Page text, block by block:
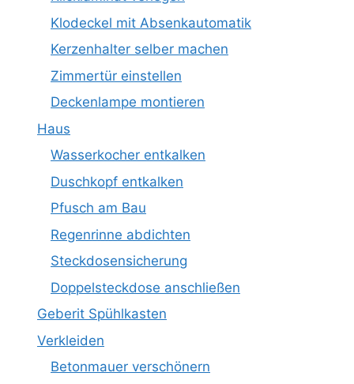
Klodeckel mit Absenkautomatik
Kerzenhalter selber machen
Zimmertür einstellen
Deckenlampe montieren
Haus
Wasserkocher entkalken
Duschkopf entkalken
Pfusch am Bau
Regenrinne abdichten
Steckdosensicherung
Doppelsteckdose anschließen
Geberit Spühlkasten
Verkleiden
Betonmauer verschönern